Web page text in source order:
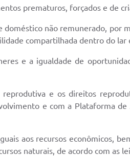
prematuros, forçados e de
doméstico não remunerado,
compartilhada dentro do
e a igualdade de
e os direitos
e com a Plataforma
aos recursos econômicos,
naturais, de acordo com as